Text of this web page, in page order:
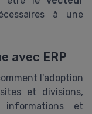
à une
avec ERP
l'adoption
et divisions,
informations et